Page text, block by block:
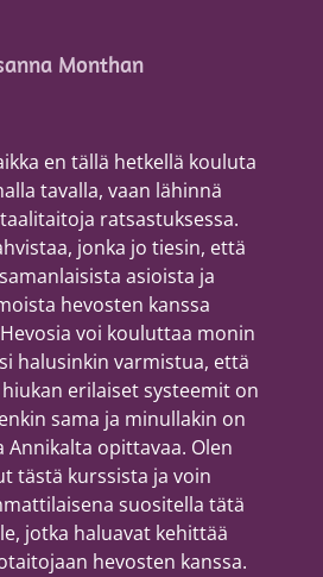
Monthan
en tällä hetkellä kouluta
tavalla, vaan lähinnä
ratsastuksessa.
jonka jo tiesin, että
asioista ja
hevosten kanssa
voi kouluttaa monin
halusinkin varmistua, että
erilaiset systeemit on
sama ja minullakin on
Annikalta opittavaa. Olen
tästä kurssista ja voin
suositella tätä
jotka haluavat kehittää
hevosten kanssa.